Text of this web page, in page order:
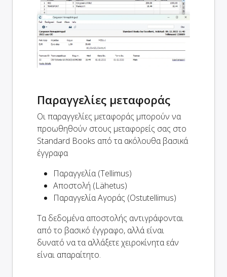
Παραγγελίες μεταφοράς
Οι παραγγελίες μεταφοράς μπορούν να
προωθηθούν στους μεταφορείς σας στο
Standard Books από τα ακόλουθα βασικά
έγγραφα
Παραγγελία (Tellimus)
Αποστολή (Lähetus)
Παραγγελία Αγοράς (Ostutellimus)
Τα δεδομένα αποστολής αντιγράφονται
από το βασικό έγγραφο, αλλά είναι
δυνατό να τα αλλάξετε χειροκίνητα εάν
είναι απαραίτητο.